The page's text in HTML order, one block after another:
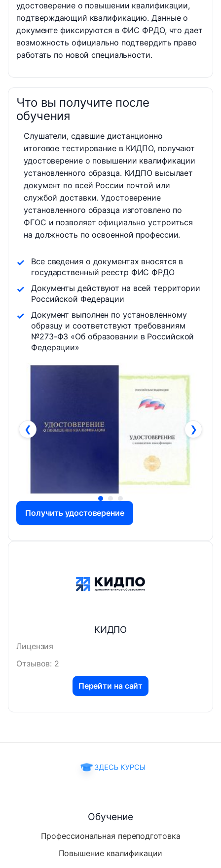
удостоверение о повышении квалификации,
подтверждающий квалификацию. Данные о
документе фиксируются в ФИС ФРДО, что дает
возможность официально подтвердить право
работать по новой специальности.
Что вы получите после
обучения
Слушатели, сдавшие дистанционно
итоговое тестирование в КИДПО, получают
удостоверение о повышении квалификации
установленного образца. КИДПО высылает
документ по всей России почтой или
службой доставки. Удостоверение
установленного образца изготовлено по
ФГОС и позволяет официально устроиться
на должность по освоенной профессии.
Все сведения о документах вносятся в
государственный реестр ФИС ФРДО
Документы действуют на всей территории
Российской Федерации
Документ выполнен по установленному
образцу и соответствуют требованиям
№273-ФЗ «Об образовании в Российской
Федерации»
❮ ❯
Получить удостоверение
КИДПО
Лицензия
Отзывов: 2
Перейти на сайт
Обучение
Профессиональная переподготовка
Повышение квалификации